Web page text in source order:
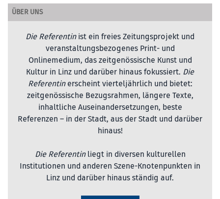
ÜBER UNS
Die Referentinist ein freies Zeitungsprojekt und
veranstaltungsbezogenes Print- und
Onlinemedium, das zeitgenössische Kunst und
Kultur in Linz und darüber hinaus fokussiert. Die
Referentinerscheint vierteljährlich und bietet:
zeitgenössische Bezugsrahmen, längere Texte,
inhaltliche Auseinandersetzungen, beste
Referenzen – in der Stadt, aus der Stadt und darüber
hinaus!
Die Referentinliegt in diversen kulturellen
Institutionen und anderen Szene-Knotenpunkten in
Linz und darüber hinaus ständig auf.